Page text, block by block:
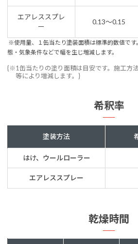
エアレススプレ
ー
0.13～0.15
※使用量、１缶当たり塗装面積は標準的数値で
態・気象条件などで幅を生じ増減します。
{※1缶当たりの塗り面積は目安です。施工方
等により増減します。}
希釈率
塗装方法
はけ、ウールローラー
エアレススプレー
乾燥時間